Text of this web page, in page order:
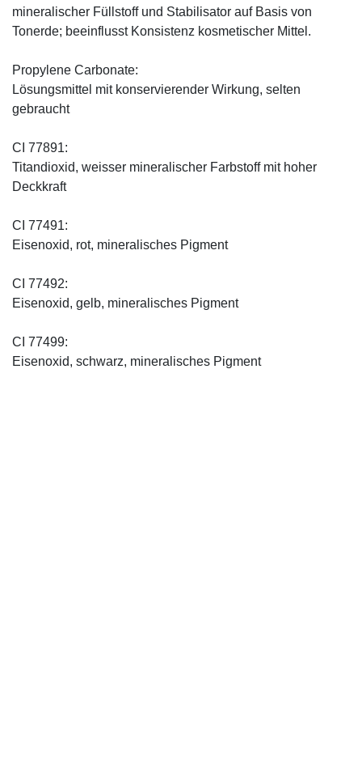
mineralischer Füllstoff und Stabilisator auf Basis von
Tonerde; beeinflusst Konsistenz kosmetischer Mittel.
Propylene Carbonate:
Lösungsmittel mit konservierender Wirkung, selten
gebraucht
CI 77891:
Titandioxid, weisser mineralischer Farbstoff mit hoher
Deckkraft
CI 77491:
Eisenoxid, rot, mineralisches Pigment
CI 77492:
Eisenoxid, gelb, mineralisches Pigment
CI 77499:
Eisenoxid, schwarz, mineralisches Pigment